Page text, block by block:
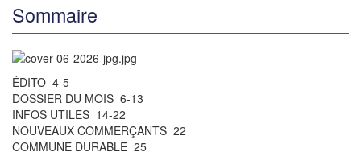
Sommaire
ÉDITO 4-5
DOSSIER DU MOIS 6-13
INFOS UTILES 14-22
NOUVEAUX COMMERÇANTS 22
COMMUNE DURABLE 25